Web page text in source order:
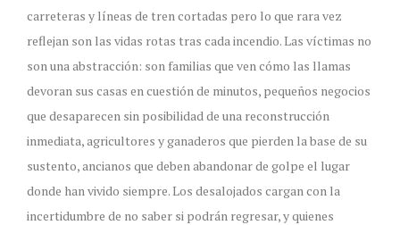
carreteras y líneas de tren cortadas pero lo que rara vez
reflejan son las vidas rotas tras cada incendio. Las víctimas no
son una abstracción: son familias que ven cómo las llamas
devoran sus casas en cuestión de minutos, pequeños negocios
que desaparecen sin posibilidad de una reconstrucción
inmediata, agricultores y ganaderos que pierden la base de su
sustento, ancianos que deben abandonar de golpe el lugar
donde han vivido siempre. Los desalojados cargan con la
incertidumbre de no saber si podrán regresar, y quienes